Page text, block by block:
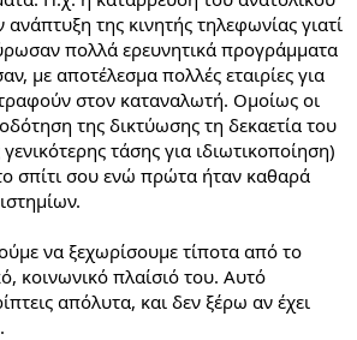
της κινητής τηλεφωνίας γιατί
πολλά ερευνητικά προγράμματα
με αποτέλεσμα πολλές εταιρίες για
στον καταναλωτή. Ομοίως οι
της δικτύωσης τη δεκαετία του
τάσης για ιδιωτικοποίηση)
σπίτι σου ενώ πρώτα ήταν καθαρά
να ξεχωρίσουμε τίποτα από το
κοινωνικό πλαίσιό του. Αυτό
απόλυτα, και δεν ξέρω αν έχει